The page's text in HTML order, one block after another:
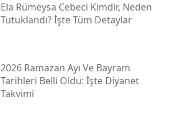
Ela Rümeysa Cebeci Kimdir, Neden
Tutuklandı? İşte Tüm Detaylar
2026 Ramazan Ayı Ve Bayram
Tarihleri Belli Oldu: İşte Diyanet
Takvimi